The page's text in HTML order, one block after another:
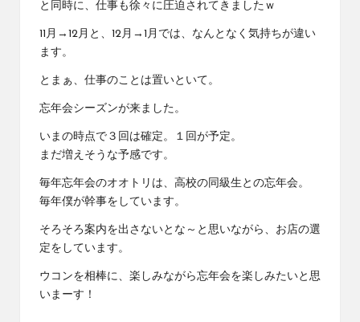
と同時に、仕事も徐々に圧迫されてきましたｗ
11月→12月と、12月→1月では、なんとなく気持ちが違い
ます。
とまぁ、仕事のことは置いといて。
忘年会シーズンが来ました。
いまの時点で３回は確定。１回が予定。
まだ増えそうな予感です。
毎年忘年会のオオトリは、高校の同級生との忘年会。
毎年僕が幹事をしています。
そろそろ案内を出さないとな～と思いながら、お店の選
定をしています。
ウコンを相棒に、楽しみながら忘年会を楽しみたいと思
いまーす！